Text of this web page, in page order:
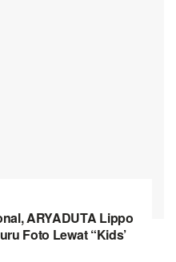
ARYADUTA Lippo
Foto Lewat “Kids’